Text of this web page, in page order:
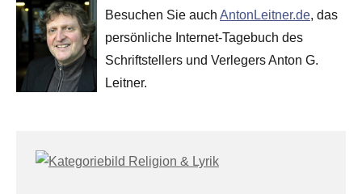
Besuchen Sie auch AntonLeitner.de, das
persönliche Internet-Tagebuch des
Schriftstellers und Verlegers Anton G.
Leitner.